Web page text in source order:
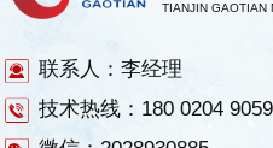
TIANJIN GAOTIAN
联系人：李经理
技术热线：180 0204 9059